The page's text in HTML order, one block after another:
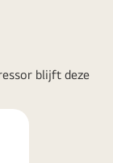
blijft deze